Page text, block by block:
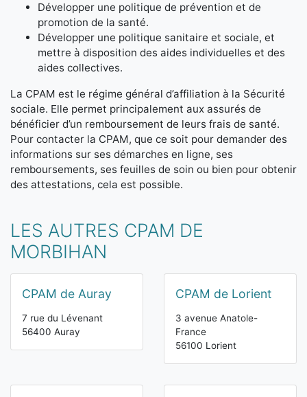
Développer une politique de prévention et de
promotion de la santé.
Développer une politique sanitaire et sociale, et
mettre à disposition des aides individuelles et des
aides collectives.
La CPAM est le régime général d’affiliation à la Sécurité
sociale. Elle permet principalement aux assurés de
bénéficier d’un remboursement de leurs frais de santé.
Pour contacter la CPAM, que ce soit pour demander des
informations sur ses démarches en ligne, ses
remboursements, ses feuilles de soin ou bien pour obtenir
des attestations, cela est possible.
LES AUTRES CPAM DE
MORBIHAN
CPAM de Auray
7 rue du Lévenant
56400 Auray
CPAM de Lorient
3 avenue Anatole-
France
56100 Lorient